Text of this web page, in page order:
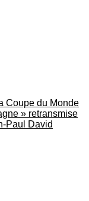
Coupe du Monde
» retransmise
Paul David